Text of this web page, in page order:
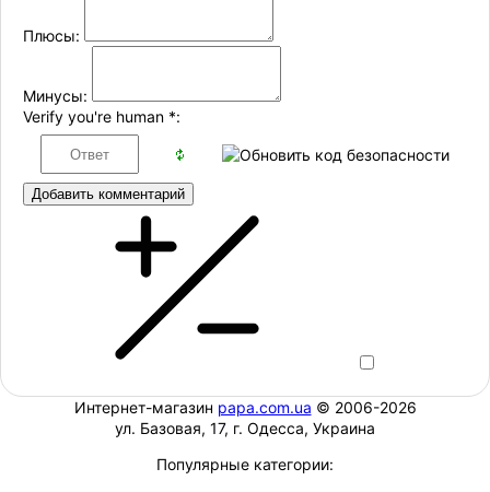
Плюсы:
Минусы:
Verify you're human *:
Добавить комментарий
Интернет-магазин papa.com.ua © 2006-2026
ул. Базовая, 17, г. Одесса, Украина
Популярные категории: